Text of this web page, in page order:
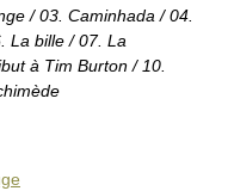
/ 03. Caminhada / 04.
La bille / 07. La
à Tim Burton / 10.